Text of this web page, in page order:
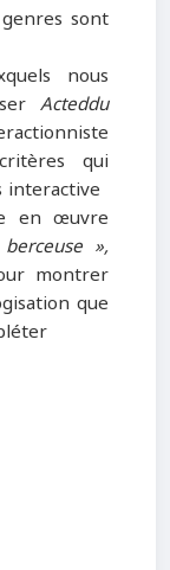
sont
nous
Acteddu
qui
interactive
en œuvre
»,
montrer
que